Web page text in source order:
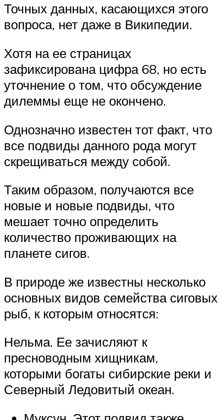
Точных данных, касающихся этого
вопроса, нет даже в Википедии.
Хотя на ее страницах
зафиксирована цифра 68, но есть
уточнение о том, что обсуждение
дилеммы еще не окончено.
Однозначно известен тот факт, что
все подвиды данного рода могут
скрещиваться между собой.
Таким образом, получаются все
новые и новые подвиды, что
мешает точно определить
количество проживающих на
планете сигов.
В природе же известны несколько
основных видов семейства сиговых
рыб, к которым относятся:
Нельма. Ее зачисляют к
пресноводным хищникам,
которыми богаты сибирские реки и
Северный Ледовитый океан.